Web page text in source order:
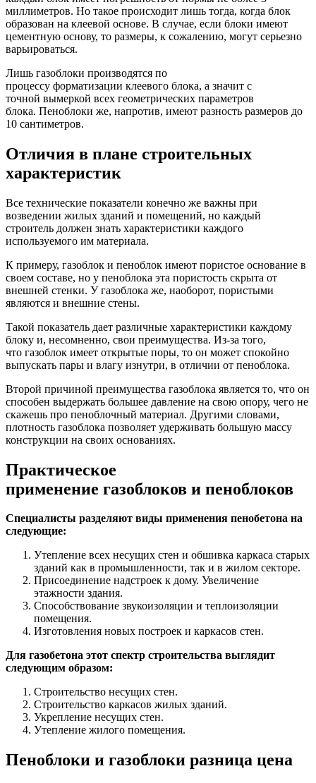
миллиметров. Но такое происходит лишь тогда, когда блок
образован на клеевой основе. В случае, если блоки имеют
цементную основу, то размеры, к сожалению, могут серьезно
варьироваться.
Лишь газоблоки производятся по
процессу форматизации клеевого блока, а значит с
точной вымеркой всех геометрических параметров
блока. Пеноблоки же, напротив, имеют разность размеров до
10 сантиметров.
Отличия в плане строительных
характеристик
Все технические показатели конечно же важны при
возведении жилых зданий и помещений, но каждый
строитель должен знать характеристики каждого
используемого им материала.
К примеру, газоблок и пеноблок имеют пористое основание в
своем составе, но у пеноблока эта пористость скрыта от
внешней стенки. У газоблока же, наоборот, пористыми
являются и внешние стены.
Такой показатель дает различные характеристики каждому
блоку и, несомненно, свои преимущества. Из-за того,
что газоблок имеет открытые поры, то он может спокойно
выпускать пары и влагу изнутри, в отличии от пеноблока.
Второй причиной преимущества газоблока является то, что он
способен выдержать большее давление на свою опору, чего не
скажешь про пеноблочный материал. Другими словами,
плотность газоблока позволяет удерживать большую массу
конструкции на своих основаниях.
Практическое
применение газоблоков и пеноблоков
Специалисты разделяют виды применения пенобетона на
следующие:
Утепление всех несущих стен и обшивка каркаса старых
зданий как в промышленности, так и в жилом секторе.
Присоединение надстроек к дому. Увеличение
этажности здания.
Способствование звукоизоляции и теплоизоляции
помещения.
Изготовления новых построек и каркасов стен.
Для газобетона этот спектр строительства выглядит
следующим образом:
Строительство несущих стен.
Строительство каркасов жилых зданий.
Укрепление несущих стен.
Утепление жилого помещения.
Пеноблоки и газоблоки разница цена